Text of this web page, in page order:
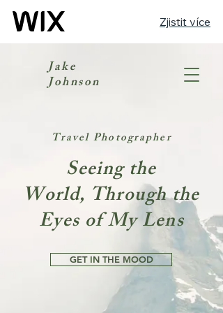
Zjistit více